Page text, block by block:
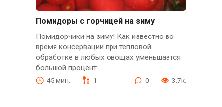
Помидоры с горчицей на зиму
Помидорчики на зиму! Как известно во
время консервации при тепловой
обработке в любых овощах уменьшается
большой процент
45 мин. 1 0 3.7к.